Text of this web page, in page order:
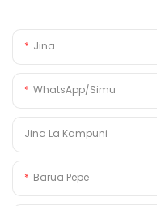
Jina
WhatsApp/Simu
Jina La Kampuni
Barua Pepe